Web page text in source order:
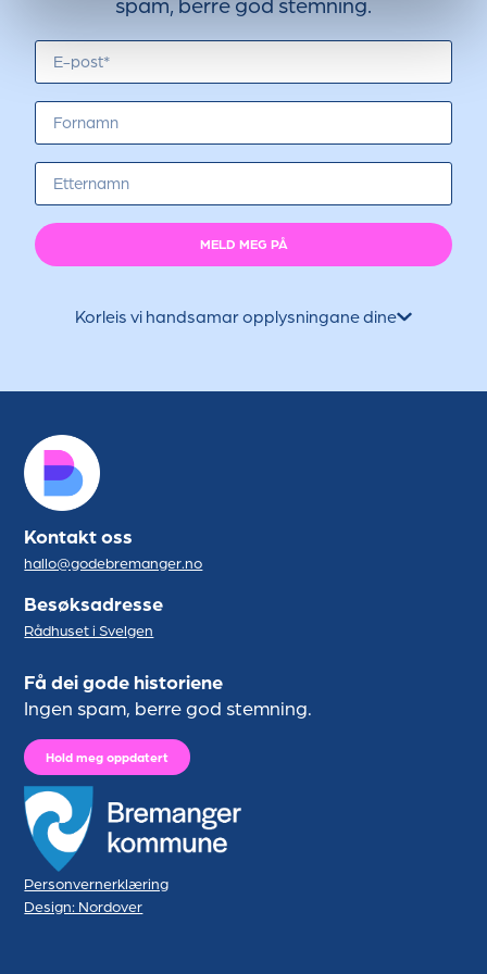
MELD MEG PÅ
Korleis vi handsamar opplysningane dine
Kontakt oss
hallo@godebremanger.no
Besøksadresse
Rådhuset i Svelgen
Få dei gode historiene
Ingen spam, berre god stemning.
Hold meg oppdatert
Personvernerklæring
Design: Nordover